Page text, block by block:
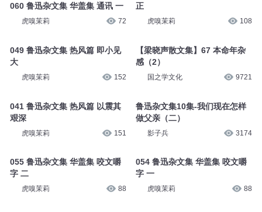
060 鲁迅杂文集 华盖集 通讯 一
虎嗅茉莉 72
049 鲁迅杂文集 热风篇 即小见
大
虎嗅茉莉 152
041 鲁迅杂文集 热风篇 以震其
艰深
虎嗅茉莉 151
055 鲁迅杂文集 华盖集 咬文嚼
字 二
虎嗅茉莉 88
正
虎嗅茉莉 108
【梁晓声散文集】67 本命年杂
感（2）
国之学文化 9721
鲁迅杂文集10集-我们现在怎样
做父亲（二）
影子兵 3174
054 鲁迅杂文集 华盖集 咬文嚼
字 一
虎嗅茉莉 88